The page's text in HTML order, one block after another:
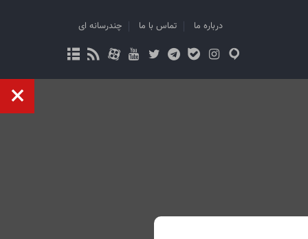
درباره ما تماس با ما چندرسانه ای